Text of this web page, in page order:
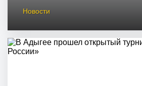
Новости